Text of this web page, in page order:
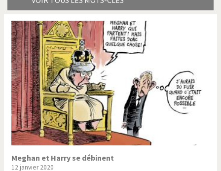
Chère énergie! Crise grecque
Cybermonde
Du printemps arabe à
l'hiver
Election présidentielle US Guerre en Syrie
Hopp Deutschland Israël - Palestine
L'Amérique et les armes L'Iran tremble
La Chine et nous
La Corée du Nord: guerre ou
Meghan et Harry se débinent
12 janvier 2020